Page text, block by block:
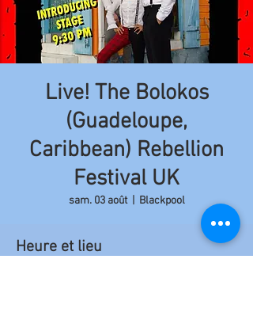
Live! The Bolokos
(Guadeloupe,
Caribbean) Rebellion
Festival UK
sam. 03 août
  |
Blackpool
Heure et lieu